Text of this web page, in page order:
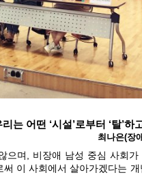
어떤 ‘시설’로부터 ‘탈’하
최나은(장
으며, 비장애 남성 중심 사회가
이 사회에서 살아가겠다는